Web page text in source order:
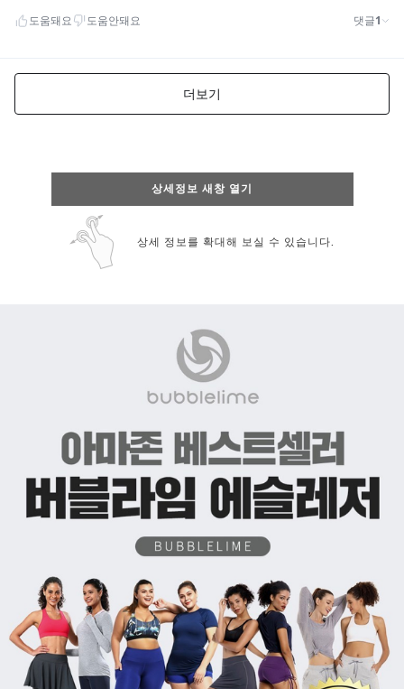
상세정보 새창 열기
상세 정보를 확대해 보실 수 있습니다.